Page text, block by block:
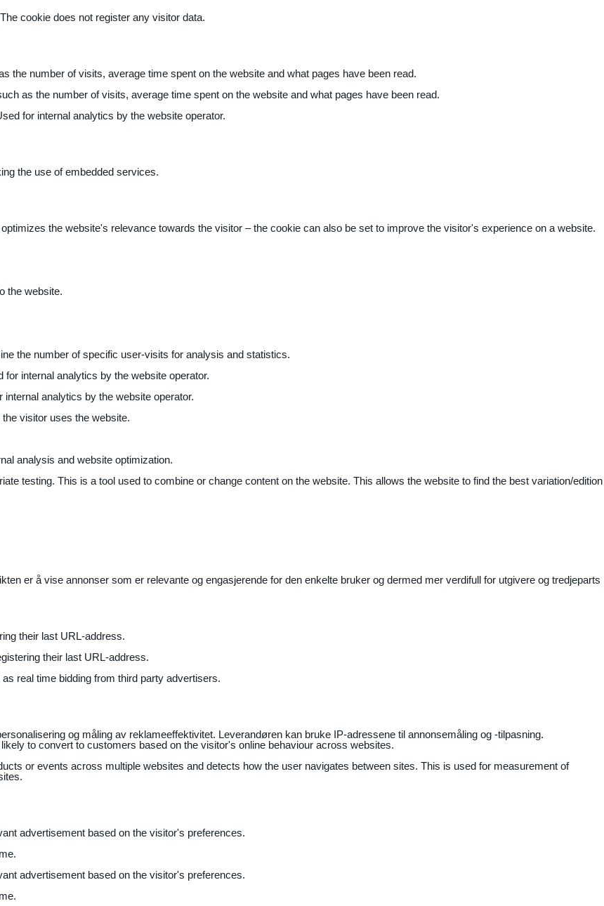
cookie does not register any visitor data.
the number of visits, average time spent on the website and what pages have been read.
as the number of visits, average time spent on the website and what pages have been read.
for internal analytics by the website operator.
the use of embedded services.
the website's relevance towards the visitor – the cookie can also be set to improve the visitor's experience on a website.
the website.
the number of specific user-visits for analysis and statistics.
internal analytics by the website operator.
analytics by the website operator.
visitor uses the website.
analysis and website optimization.
testing. This is a tool used to combine or change content on the website. This allows the website to find the best variation/edition
er å vise annonser som er relevante og engasjerende for den enkelte bruker og dermed mer verdifull for utgivere og tredjeparts
their last URL-address.
their last URL-address.
real time bidding from third party advertisers.
og måling av reklameeffektivitet. Leverandøren kan bruke IP-adressene til annonsemåling og -tilpasning.
to convert to customers based on the visitor's online behaviour across websites.
or events across multiple websites and detects how the user navigates between sites. This is used for measurement of
advertisement based on the visitor's preferences.
advertisement based on the visitor's preferences.